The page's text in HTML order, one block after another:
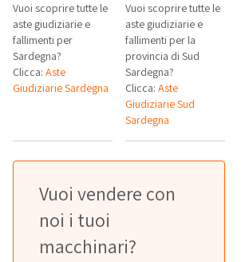
Vuoi scoprire tutte le
aste giudiziarie e
fallimenti per
Sardegna?
Clicca: Aste
Giudiziarie Sardegna
Vuoi scoprire tutte le
aste giudiziarie e
fallimenti per la
provincia di Sud
Sardegna?
Clicca:Aste
Giudiziarie Sud
Sardegna
Vuoi vendere con
noi i tuoi
macchinari?